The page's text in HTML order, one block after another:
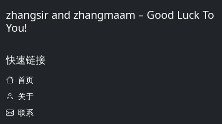
zhangsir and zhangmaam – Good Luck To
You!
快速链接
首页
关于
联系